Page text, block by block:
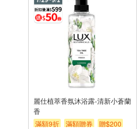
麗仕植萃香氛沐浴露-清新小蒼蘭
香
滿額9折
滿額贈券
贈$200